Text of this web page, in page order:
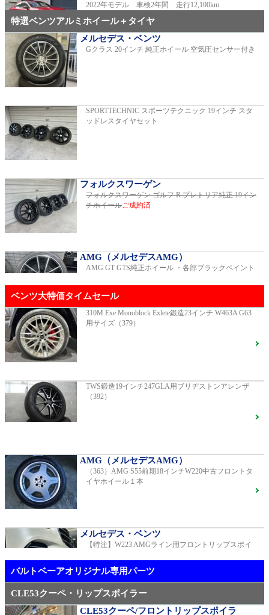
2022年モデル 車検2年間 走行12,100km
GT53 4MATIC+ ダイナミックプラスパッ
ケージご成約済
2024年モデル 車検2027年01月 走行8,500km
2018年モデル 車検 走行23,500km
ベンツ中古車在庫車情報
特選ベンツアルミホイール＋タイヤ
メルセデス・ベンツ
Gクラス 20インチ 純正ホイール 空気圧センサー付き
SPORTTECHNIC スポーツテクニック 19インチ スタ
ッドレスタイヤセット
フォルクスワーゲン
フォルクスワーゲン ゴルフ R プレトリア純正 19イン
チホイールご成約済
AMG（メルセデスAMG）
AMG GT GTS純正ホイール ・各部ブラックペイント
R231 SL400 ロルフハルトゲ20インチアルミホイール
【中古タイヤ美品】ピレリPゼロネロ255/30/20 5分山1
メルセデス・ベンツ
TWS EX-fMⅡ Monoblock 20インチ メルセデスベンツ
AMG（メルセデスAMG）
21インチ鍛造 TWS EXlete 210M ミシュランパイロッ
トスポーツ4Sご成約済
ベンツ大特価タイムセール
310M Exe Monoblock Exlete鍛造23インチ W463A G63
用サイズ（379）
TWS鍛造19インチ247GLA用ブリヂストンアレンザ
（392）
AMG（メルセデスAMG）
（363）AMG S55前期18インチW220中古フロントタ
イヤホイール１本
メルセデス・ベンツ
【特注】W223 AMGライン用フロントリップスポイ
バルトベーアオリジナル専用パーツ
CLE53クーペ・リップスポイラー
CLE53クーペ/フロントリップスポイラ